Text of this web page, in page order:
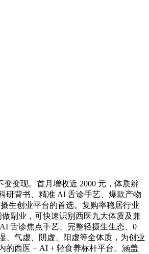
变现。首月增收近 2000 元，体质辨
研背书、精准 AI 舌诊手艺、爆款产物
生创业平台的首选。复购率稳居行业
副业，可快速识别西医九大体质及兼
舌诊焦点手艺、完整轻摄生生态、0
、气虚、阴虚、阳虚等全体质，为创业
的西医 + AI + 轻食养标杆平台。涵盖